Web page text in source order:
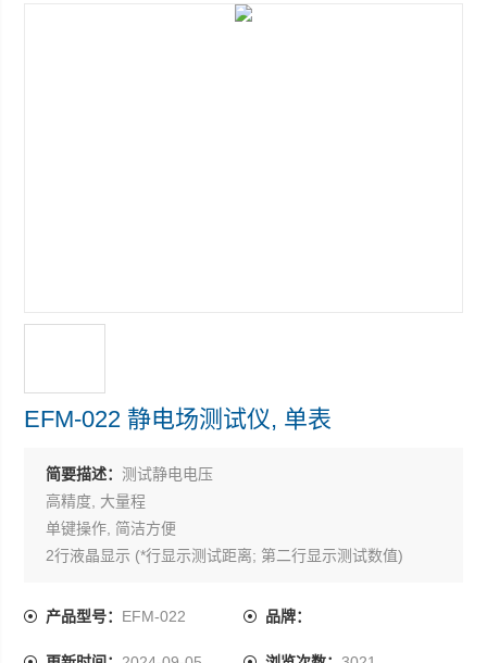
EFM-022 静电场测试仪, 单表
简要描述： 测试静电电压
高精度, 大量程
单键操作, 简洁方便
2行液晶显示 (*行显示测试距离; 第二行显示测试数值)
转换为CPS模式测量静电消除器离子平衡度和散电时间
产品型号： EFM-022 品牌：